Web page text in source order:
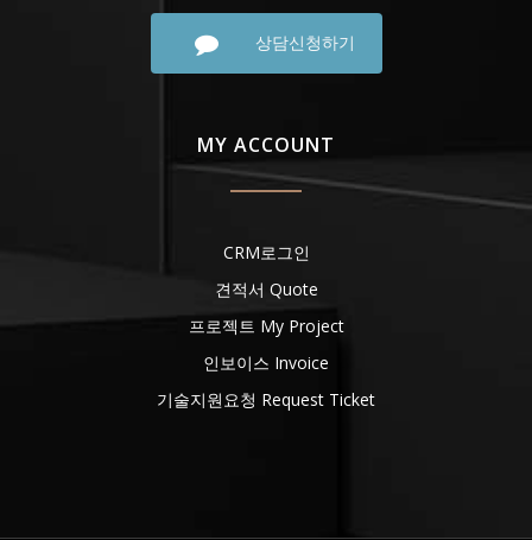
상담신청하기
MY ACCOUNT
CRM로그인
견적서 Quote
프로젝트 My Project
인보이스 Invoice
기술지원요청 Request Ticket